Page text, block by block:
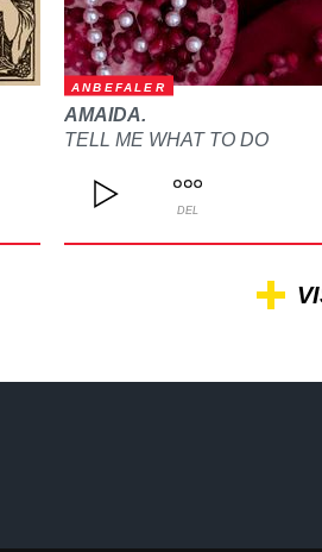
ANBEFALER
AMAIDA.
TELL ME WHAT TO DO
DEL